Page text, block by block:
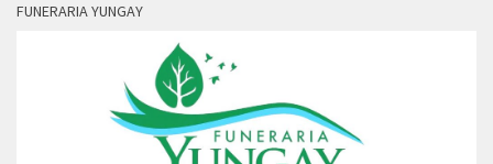
FUNERARIA YUNGAY